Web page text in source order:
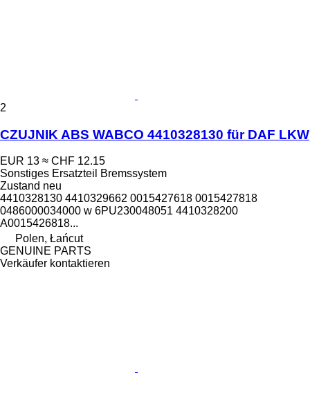
2
CZUJNIK ABS WABCO 4410328130 für DAF LKW
EUR 13 ≈ CHF 12.15
Sonstiges Ersatzteil Bremssystem
Zustand neu
4410328130 4410329662 0015427618 0015427818
0486000034000 w 6PU230048051 4410328200
A0015426818...
Polen, Łańcut
GENUINE PARTS
Verkäufer kontaktieren